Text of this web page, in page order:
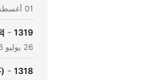
01 أغسطس 2026
1319
-
26 يوليو 2026
1318
-